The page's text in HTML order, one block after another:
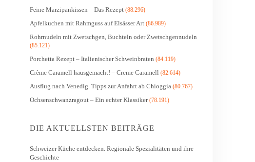
Feine Marzipankissen – Das Rezept (88.296)
Apfelkuchen mit Rahmguss auf Elsässer Art (86.989)
Rohrnudeln mit Zwetschgen, Buchteln oder Zwetschgennudeln
(85.121)
Porchetta Rezept – Italienischer Schweinbraten (84.119)
Crème Caramell hausgemacht! – Creme Caramell (82.614)
Ausflug nach Venedig. Tipps zur Anfahrt ab Chioggia (80.767)
Ochsenschwanzragout – Ein echter Klassiker(78.191)
DIE AKTUELLSTEN BEITRÄGE
Schweizer Küche entdecken. Regionale Spezialitäten und ihre
Geschichte